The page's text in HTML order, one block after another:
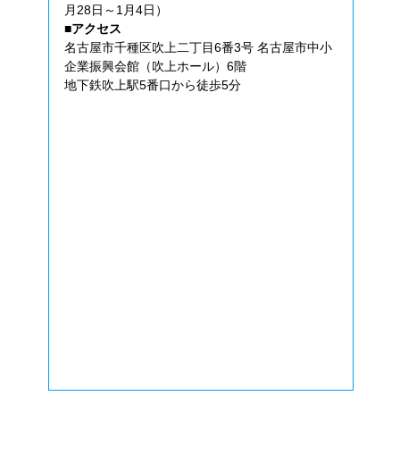
月28日～1月4日）
■アクセス
名古屋市千種区吹上二丁目6番3号 名古屋市中小
企業振興会館（吹上ホール）6階
地下鉄吹上駅5番口から徒歩5分